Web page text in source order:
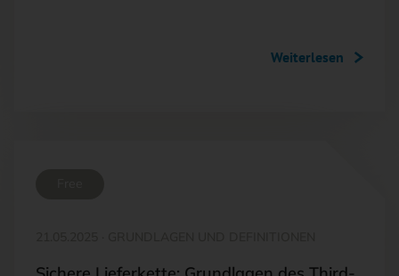
Weiterlesen